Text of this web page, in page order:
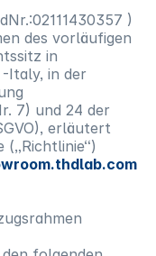
)
des vorläufigen
in
-Italy, in der
7) und 24 der
erläutert
(„Richtlinie“)